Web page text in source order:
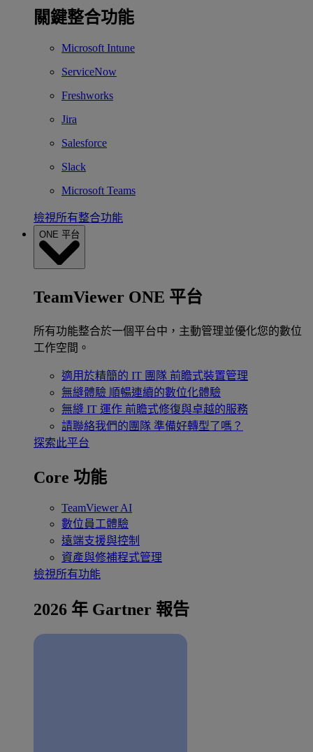
關鍵整合功能
Microsoft Intune
ServiceNow
Freshworks
Jira
Salesforce
Slack
Microsoft Teams
檢視所有整合功能
ONE 平台
TeamViewer ONE 平台
所有功能整合於一個平台中，主動管理並優化您的數位
工作空間。
適用於精簡的 IT 團隊 前瞻式裝置管理
無縫體驗 順暢連續的數位化體驗
無縫 IT 運作 前瞻式修復與卓越的服務
請聯絡我們的團隊 準備好轉型了嗎？
探索此平台
Core 功能
TeamViewer AI
數位員工體驗
遠端支援與控制
資產與修補程式管理
檢視所有功能
2026 年 Gartner 報告